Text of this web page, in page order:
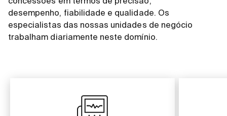
concessões em termos de precisão,
desempenho, fiabilidade e qualidade. Os
especialistas das nossas unidades de negócio
trabalham diariamente neste domínio.